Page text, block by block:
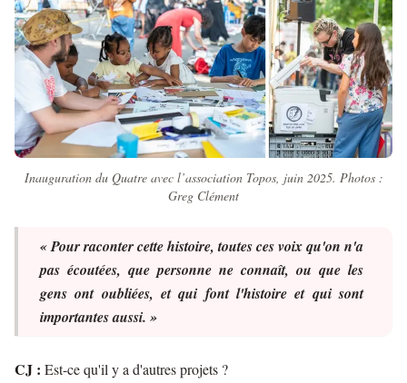
Inauguration du Quatre avec l’association Topos, juin 2025. Photos :
Greg Clément
« Pour raconter cette histoire, toutes ces voix qu'on n'a
pas écoutées, que personne ne connaît, ou que les
gens ont oubliées, et qui font l'histoire et qui sont
importantes aussi. »
CJ : Est-ce qu'il y a d'autres projets ?